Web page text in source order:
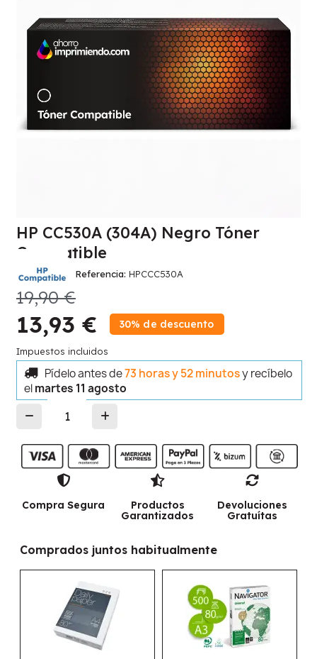
HP CC530A (304A) Negro Tóner
Compatible
Referencia HPCCC530A
19,90 €
13,93 € 30% de descuento
Impuestos incluidos
Pídelo antes de73 horas y 52 minutosy recíbelo
elmartes 11 agosto
Compra Segura
Productos
Garantizados
Devoluciones
Gratuítas
Comprados juntos habitualmente